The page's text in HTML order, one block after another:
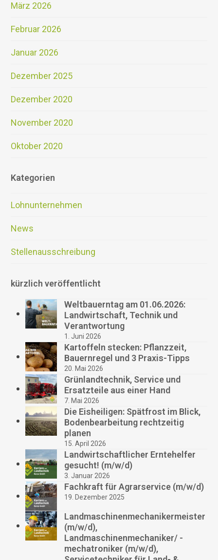
März 2026
Februar 2026
Januar 2026
Dezember 2025
Dezember 2020
November 2020
Oktober 2020
Kategorien
Lohnunternehmen
News
Stellenausschreibung
kürzlich veröffentlicht
Weltbauerntag am 01.06.2026:
Landwirtschaft, Technik und
Verantwortung
1. Juni 2026
Kartoffeln stecken: Pflanzzeit,
Bauernregel und 3 Praxis-Tipps
20. Mai 2026
Grünlandtechnik, Service und
Ersatzteile aus einer Hand
7. Mai 2026
Die Eisheiligen: Spätfrost im Blick,
Bodenbearbeitung rechtzeitig
planen
15. April 2026
Landwirtschaftlicher Erntehelfer
gesucht! (m/w/d)
3. Januar 2026
Fachkraft für Agrarservice (m/w/d)
19. Dezember 2025
Landmaschinenmechanikermeister
(m/w/d),
Landmaschinenmechaniker/ -
mechatroniker (m/w/d),